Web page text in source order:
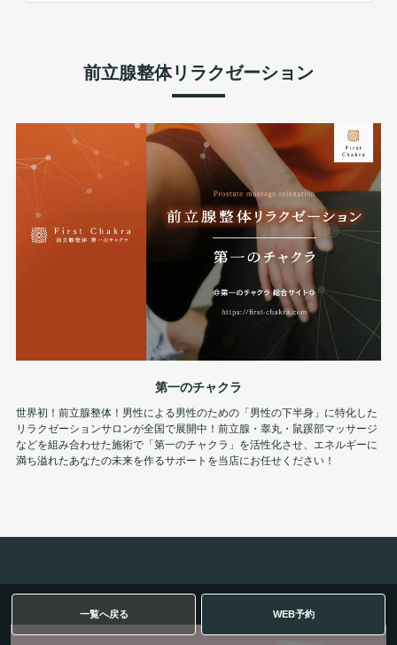
一覧へ戻る WEB予約
前立腺整体リラクゼーション
第一のチャクラ
世界初！前立腺整体！男性による男性のための「男性の下半身」に特化した
リラクゼーションサロンが全国で展開中！前立腺・睾丸・鼠蹊部マッサージ
などを組み合わせた施術で「第一のチャクラ」を活性化させ、エネルギーに
満ち溢れたあなたの未来を作るサポートを当店にお任せください！